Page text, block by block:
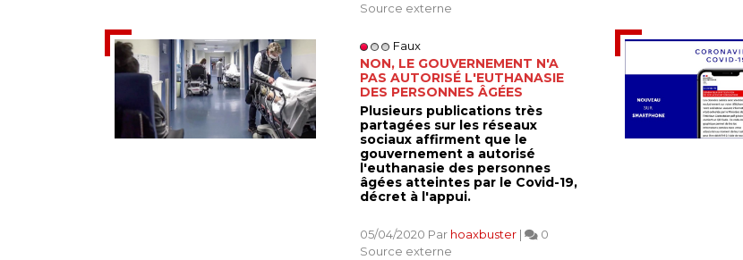
Source externe
Faux
NON, LE GOUVERNEMENT N'A
PAS AUTORISÉ L'EUTHANASIE
DES PERSONNES ÂGÉES
Plusieurs publications très
partagées sur les réseaux
sociaux affirment que le
gouvernement a autorisé
l'euthanasie des personnes
âgées atteintes par le Covid-19,
décret à l'appui.
05/04/2020 Par hoaxbuster |
0
Source externe